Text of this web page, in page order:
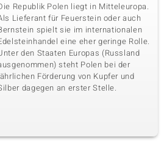
Republik Polen liegt in Mitteleuropa.
Lieferant für Feuerstein oder auch
spielt sie im internationalen
eine eher geringe Rolle.
den Staaten Europas (Russland
steht Polen bei der
Förderung von Kupfer und
dagegen an erster Stelle.